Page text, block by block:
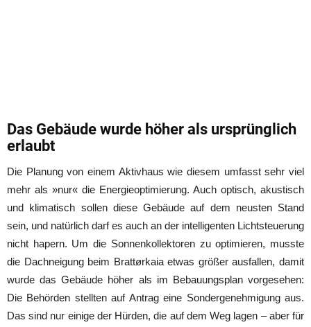
Das Gebäude wurde höher als ursprünglich
erlaubt
Die Planung von einem Aktivhaus wie diesem umfasst sehr viel
mehr als »nur« die Energieoptimierung. Auch optisch, akustisch
und klimatisch sollen diese Gebäude auf dem neusten Stand
sein, und natürlich darf es auch an der intelligenten Lichtsteuerung
nicht hapern. Um die Sonnenkollektoren zu optimieren, musste
die Dachneigung beim Brattørkaia etwas größer ausfallen, damit
wurde das Gebäude höher als im Bebauungsplan vorgesehen:
Die Behörden stellten auf Antrag eine Sondergenehmigung aus.
Das sind nur einige der Hürden, die auf dem Weg lagen – aber für